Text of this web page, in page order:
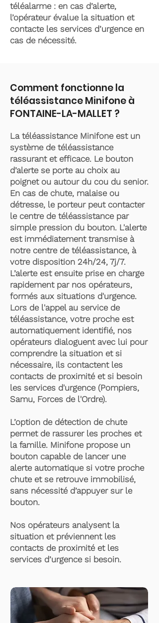
téléalarme : en cas d’alerte,
l’opérateur évalue la situation et
contacte les services d’urgence en
cas de nécessité.
Comment fonctionne la
téléassistance Minifone à
FONTAINE-LA-MALLET ?
La téléassistance Minifone est un
système de téléassistance
rassurant et efficace. Le bouton
d’alerte se porte au choix au
poignet ou autour du cou du senior.
En cas de chute, malaise ou
détresse, le porteur peut contacter
le centre de téléassistance par
simple pression du bouton. L'alerte
est immédiatement transmise à
notre centre de téléassistance, à
votre disposition 24h/24, 7j/7.
L’alerte est ensuite prise en charge
rapidement par nos opérateurs,
formés aux situations d'urgence.
Lors de l'appel au service de
téléassistance, votre proche est
automatiquement identifié, nos
opérateurs dialoguent avec lui pour
comprendre la situation et si
nécessaire, ils contactent les
contacts de proximité et si besoin
les services d'urgence (Pompiers,
Samu, Forces de l'Ordre).
L’option de détection de chute
permet de rassurer les proches et
la famille. Minifone propose un
bouton capable de lancer une
alerte automatique si votre proche
chute et se retrouve immobilisé,
sans nécessité d’appuyer sur le
bouton.
Nos opérateurs analysent la
situation et préviennent les
contacts de proximité et les
services d’urgence si besoin.